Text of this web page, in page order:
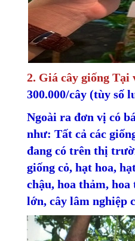
2. Giá cây giống
300.000/cây (tùy số
Ngoài ra đơn vị có
như: Tất cả các
đang có trên thị
giống cỏ, hạt hoa,
chậu, hoa thảm,
lớn, cây lâm nghiệp